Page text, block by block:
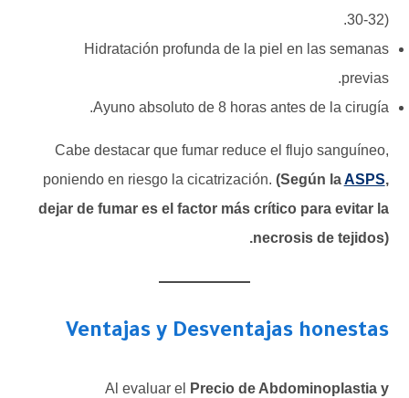
30-32).
Hidratación profunda de la piel en las semanas
previas.
Ayuno absoluto de 8 horas antes de la cirugía.
Cabe destacar que fumar reduce el flujo sanguíneo,
poniendo en riesgo la cicatrización. (Según laASPS,
dejar de fumar es el factor más crítico para evitar la
necrosis de tejidos).
Ventajas y Desventajas honestas
Al evaluar el
Precio de Abdominoplastia y